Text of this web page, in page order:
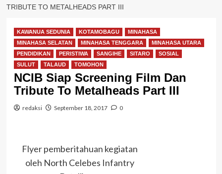
TRIBUTE TO METALHEADS PART III
KAWANUA SEDUNIA KOTAMOBAGU
MINAHASA
MINAHASA SELATAN
MINAHASA TENGGARA
MINAHASA UTARA
PENDIDIKAN
PERISTIWA SANGIHE SITARO
SOSIAL
SULUT
TALAUD TOMOHON
NCIB Siap Screening Film Dan
Tribute To Metalheads Part III
redaksi September 18, 2017 0
Flyer pemberitahuan kegiatan
oleh North Celebes Infantry